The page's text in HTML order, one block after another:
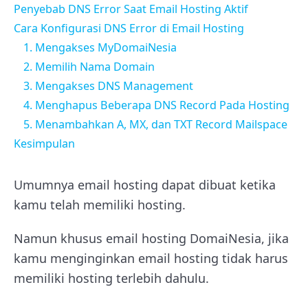
Penyebab DNS Error Saat Email Hosting Aktif
Cara Konfigurasi DNS Error di Email Hosting
1. Mengakses MyDomaiNesia
2. Memilih Nama Domain
3. Mengakses DNS Management
4. Menghapus Beberapa DNS Record Pada Hosting
5. Menambahkan A, MX, dan TXT Record Mailspace
Kesimpulan
Umumnya email hosting dapat dibuat ketika
kamu telah memiliki hosting.
Namun khusus email hosting DomaiNesia, jika
kamu menginginkan email hosting tidak harus
memiliki hosting terlebih dahulu.